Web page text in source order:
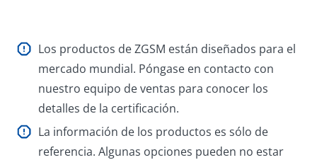
Los productos de ZGSM están diseñados para el
mercado mundial. Póngase en contacto con
nuestro equipo de ventas para conocer los
detalles de la certificación.
La información de los productos es sólo de
referencia. Algunas opciones pueden no estar